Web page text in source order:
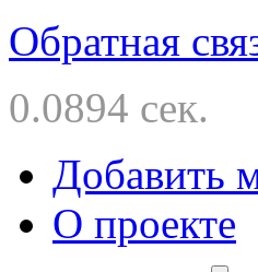
Обратная
0.0894 сек.
Добавить
О проекте